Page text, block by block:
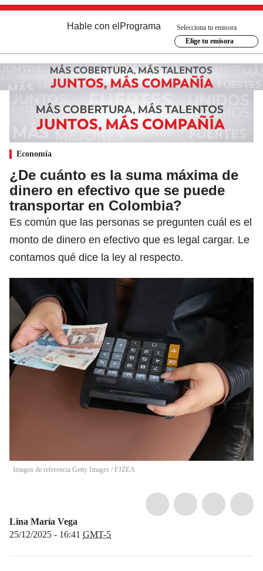
Hable con el Programa
Selecciona tu emisora
Elige tu emisora
Economía
¿De cuánto es la suma máxima de
dinero en efectivo que se puede
transportar en Colombia?
Es común que las personas se pregunten cuál es el
monto de dinero en efectivo que es legal cargar. Le
contamos qué dice la ley al respecto.
Imagen de referencia Getty Images / FJZEA
Lina María Vega
25/12/2025 - 16:41 GMT-5